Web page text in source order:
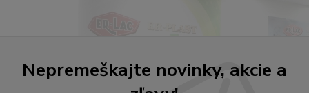
Nepremeškajte novinky, akcie a